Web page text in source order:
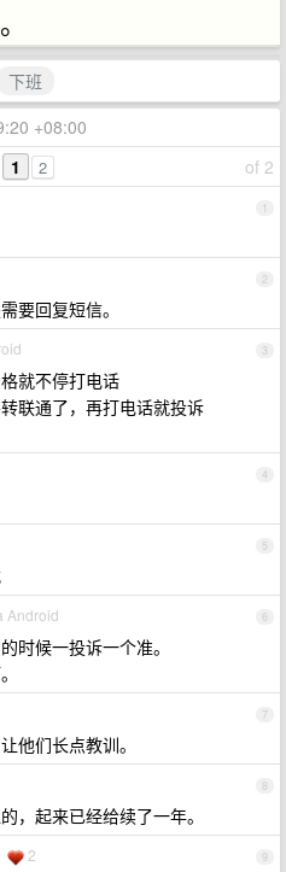
下班
+08:00
of 2
1 2
1
2
要回复短信。
3
就不停打电话
联通了，再打电话就投诉
4
5
6
Android
时候一投诉一个准。
7
他们长点教训。
8
，起来已经给续了一年。
9
2